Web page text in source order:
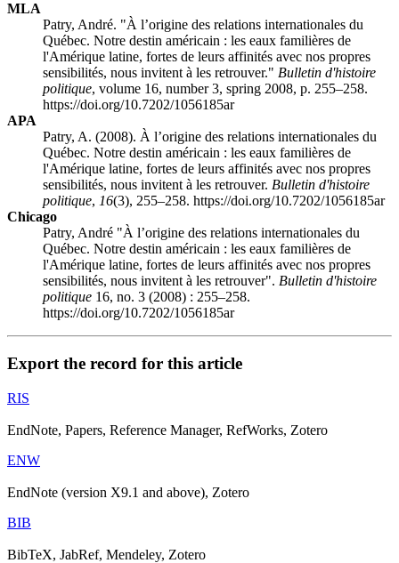
MLA
Patry, André. "À l’origine des relations internationales du
Québec. Notre destin américain : les eaux familières de
l'Amérique latine, fortes de leurs affinités avec nos propres
sensibilités, nous invitent à les retrouver." Bulletin d'histoire
politique, volume 16, number 3, spring 2008, p. 255–258.
https://doi.org/10.7202/1056185ar
APA
Patry, A. (2008). À l’origine des relations internationales du
Québec. Notre destin américain : les eaux familières de
l'Amérique latine, fortes de leurs affinités avec nos propres
sensibilités, nous invitent à les retrouver. Bulletin d'histoire
politique, 16(3), 255–258. https://doi.org/10.7202/1056185ar
Chicago
Patry, André "À l’origine des relations internationales du
Québec. Notre destin américain : les eaux familières de
l'Amérique latine, fortes de leurs affinités avec nos propres
sensibilités, nous invitent à les retrouver". Bulletin d'histoire
politique 16, no. 3 (2008) : 255–258.
https://doi.org/10.7202/1056185ar
Export the record for this article
RIS
EndNote, Papers, Reference Manager, RefWorks, Zotero
ENW
EndNote (version X9.1 and above), Zotero
BIB
BibTeX, JabRef, Mendeley, Zotero